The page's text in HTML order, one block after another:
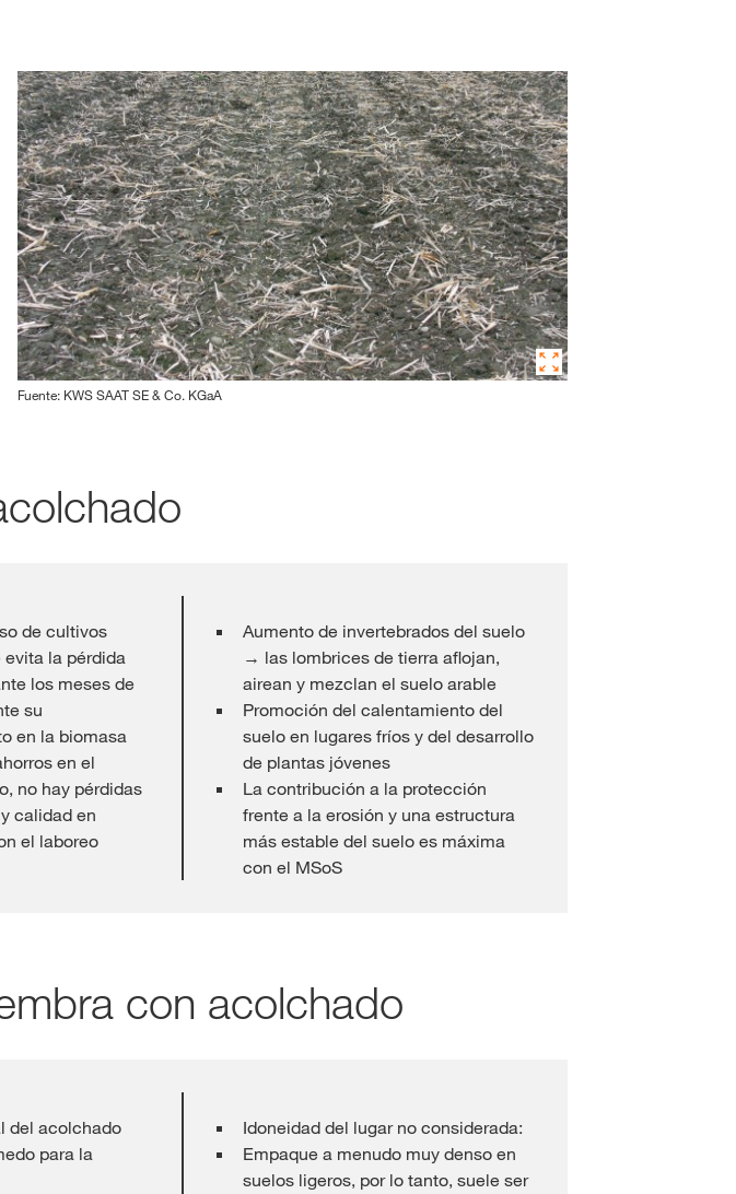
Fuente: KWS SAAT SE & Co. KGaA
de cultivos
la pérdida
los meses de
su
en la biomasa
en el
no hay pérdidas
calidad en
el laboreo
Aumento de invertebrados del suelo
→ las lombrices de tierra aflojan,
airean y mezclan el suelo arable
Promoción del calentamiento del
suelo en lugares fríos y del desarrollo
de plantas jóvenes
La contribución a la protección
frente a la erosión y una estructura
más estable del suelo es máxima
con el MSoS
con acolchado
del acolchado
para la
Idoneidad del lugar no considerada:
Empaque a menudo muy denso en
suelos ligeros, por lo tanto, suele ser